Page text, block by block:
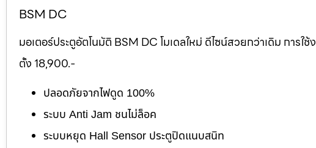
BSM DC
มอเตอร์ประตูอัตโนมัติ BSM DC โมเดลใหม่ ดีไซน์สวยกว่าเดิม การ
ตั้ง 18,900.-
ปลอดภัยจากไฟดูด 100%
ระบบ Anti Jam ชนไม่ล็อค
ระบบหยุด Hall Sensor ประตูปิดแนบสนิท